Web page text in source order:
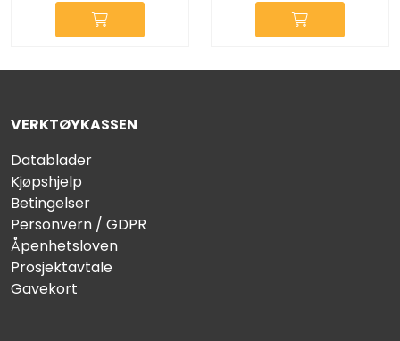
VERKTØYKASSEN
Datablader
Kjøpshjelp
Betingelser
Personvern / GDPR
Åpenhetsloven
Prosjektavtale
Gavekort